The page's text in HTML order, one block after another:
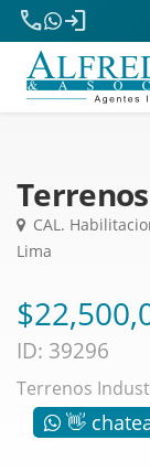
phone
login
CAL.
Lima
ID: 39296
Terrenos